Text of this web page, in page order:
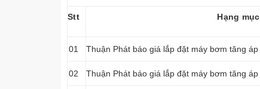
Stt Hạng mục
01 Thuận Phát báo giá lắp đặt máy bơm tăng áp
02 Thuận Phát báo giá lắp đặt máy bơm tăng